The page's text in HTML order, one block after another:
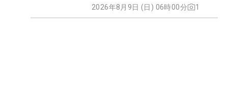
2026年8月9日 (日) 06時00分 1